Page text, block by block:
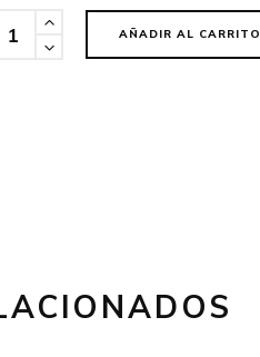
AÑADIR AL CARRITO